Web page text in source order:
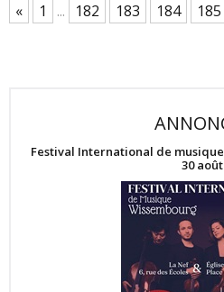
«
1 ... 182 183 184 185
Festival International de
30 août